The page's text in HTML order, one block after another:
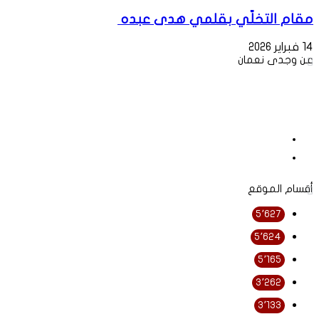
مقام التخلّي بقلمي هدى عبده
14 فبراير 2026
عن وجدى نعمان
أقسام الموقع
5٬627
5٬624
5٬165
3٬262
3٬133